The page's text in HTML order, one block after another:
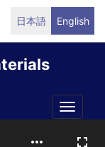
日本語 English
Toggle